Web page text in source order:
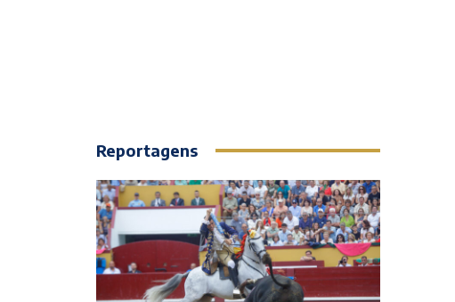
Reportagens